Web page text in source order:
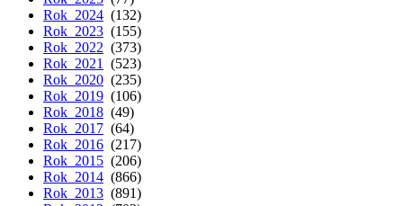
Rok 2024 (132)
Rok 2023 (155)
Rok 2022 (373)
Rok 2021
(523)
Rok 2020 (235)
Rok 2019 (106)
Rok 2018 (49)
Rok 2017 (64)
Rok 2016 (217)
Rok 2015 (206)
Rok 2014 (866)
Rok 2013 (891)